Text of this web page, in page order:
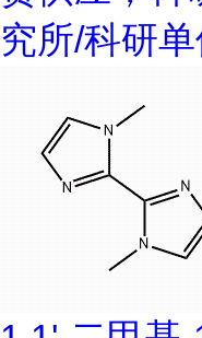
究所/科研单